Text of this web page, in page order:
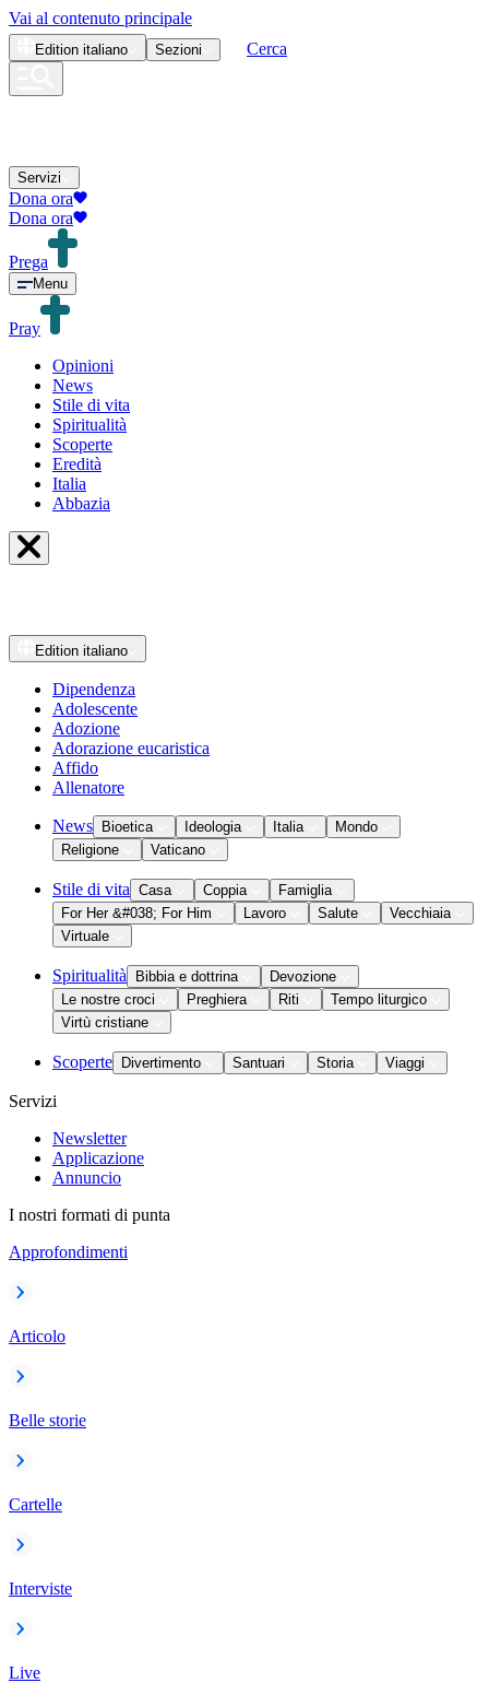
Vai al contenuto principale
Edition italiano Sezioni Cerca
Servizi
Dona ora
Dona ora
Prega
Menu
Pray
Opinioni
News
Stile di vita
Spiritualità
Scoperte
Eredità
Italia
Abbazia
Edition italiano
Dipendenza
Adolescente
Adozione
Adorazione eucaristica
Affido
Allenatore
News Bioetica Ideologia Italia
Mondo
Religione
Vaticano
Stile di vita Casa Coppia
Famiglia
For Her &#038; For Him
Lavoro Salute
Vecchiaia
Virtuale
Spiritualità Bibbia e dottrina
Devozione
Le nostre croci
Preghiera Riti
Tempo liturgico
Virtù cristiane
Scoperte Divertimento Santuari Storia Viaggi
Servizi
Newsletter
Applicazione
Annuncio
I nostri formati di punta
Approfondimenti
Articolo
Belle storie
Cartelle
Interviste
Live